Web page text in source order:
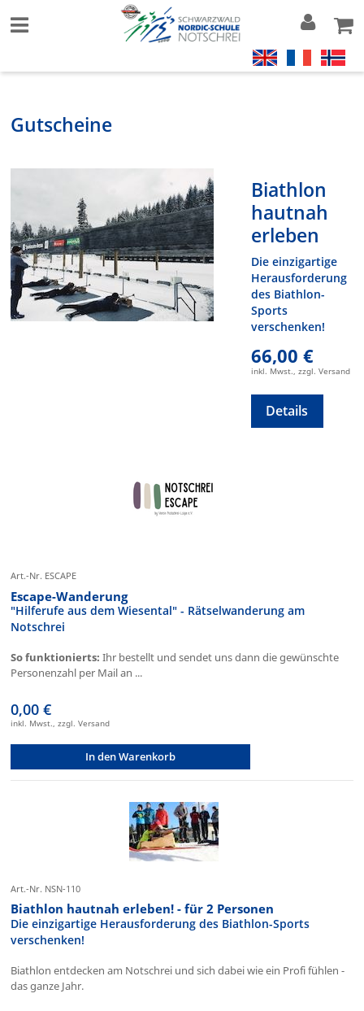
Gutscheine
Biathlon
hautnah
erleben
Die einzigartige
Herausforderung
des Biathlon-
Sports
verschenken!
66,00 €
inkl. Mwst., zzgl. Versand
Details
Art.-Nr. ESCAPE
Escape-Wanderung
"Hilferufe aus dem Wiesental" - Rätselwanderung am
Notschrei
So funktionierts: Ihr bestellt und sendet uns dann die gewünschte
Personenzahl per Mail an ...
0,00 €
inkl. Mwst., zzgl. Versand
In den Warenkorb
Art.-Nr. NSN-110
Biathlon hautnah erleben! - für 2 Personen
Die einzigartige Herausforderung des Biathlon-Sports
verschenken!
Biathlon entdecken am Notschrei und sich dabei wie ein Profi fühlen -
das ganze Jahr.